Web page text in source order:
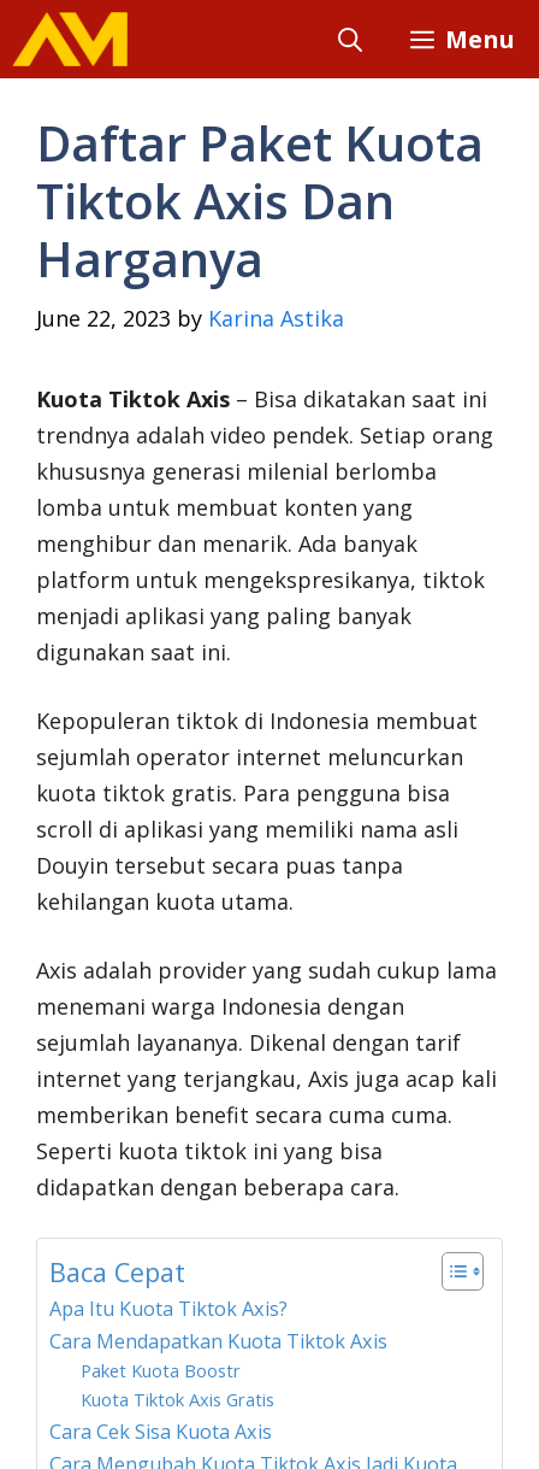
Skip
to
Menu
Daftar Paket Kuota
Tiktok Axis Dan
Harganya
June 22, 2023 by Karina Astika
Kuota Tiktok Axis – Bisa dikatakan saat ini
trendnya adalah video pendek. Setiap orang
khususnya generasi milenial berlomba
lomba untuk membuat konten yang
menghibur dan menarik. Ada banyak
platform untuk mengekspresikanya, tiktok
menjadi aplikasi yang paling banyak
digunakan saat ini.
Kepopuleran tiktok di Indonesia membuat
sejumlah operator internet meluncurkan
kuota tiktok gratis. Para pengguna bisa
scroll di aplikasi yang memiliki nama asli
Douyin tersebut secara puas tanpa
kehilangan kuota utama.
Axis adalah provider yang sudah cukup lama
menemani warga Indonesia dengan
sejumlah layananya. Dikenal dengan tarif
internet yang terjangkau, Axis juga acap kali
memberikan benefit secara cuma cuma.
Seperti kuota tiktok ini yang bisa
didapatkan dengan beberapa cara.
Baca Cepat
Apa Itu Kuota Tiktok Axis?
Cara Mendapatkan Kuota Tiktok Axis
Paket Kuota Boostr
Kuota Tiktok Axis Gratis
Cara Cek Sisa Kuota Axis